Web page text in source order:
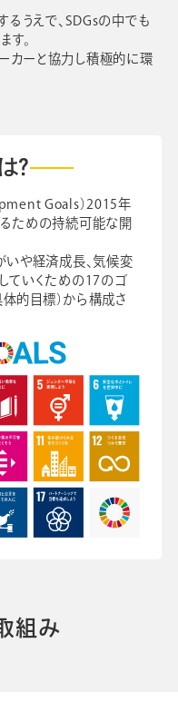
ス
個人情報保護法
るうえで、SDGsの中でも
す。
カーと協力し積極的に環
？
Goals）2015年
ための持続可能な開
いや経済成長、気候変
ていくための17のゴ
体的目標）から構成さ
組み